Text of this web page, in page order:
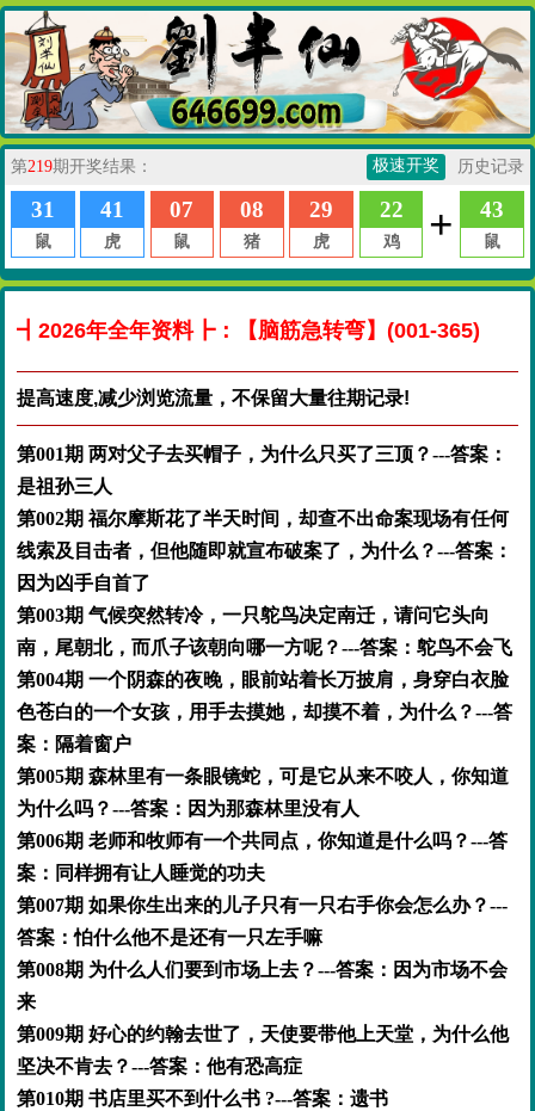
┫2026年全年资料┣：【脑筋急转弯】(001-365)
提高速度,减少浏览流量，不保留大量往期记录!
第001期 两对父子去买帽子，为什么只买了三顶？---答案：
是祖孙三人
第002期 福尔摩斯花了半天时间，却查不出命案现场有任何
线索及目击者，但他随即就宣布破案了，为什么？---答案：
因为凶手自首了
第003期 气候突然转冷，一只鸵鸟决定南迁，请问它头向
南，尾朝北，而爪子该朝向哪一方呢？---答案：鸵鸟不会飞
第004期 一个阴森的夜晚，眼前站着长万披肩，身穿白衣脸
色苍白的一个女孩，用手去摸她，却摸不着，为什么？---答
案：隔着窗户
第005期 森林里有一条眼镜蛇，可是它从来不咬人，你知道
为什么吗？---答案：因为那森林里没有人
第006期 老师和牧师有一个共同点，你知道是什么吗？---答
案：同样拥有让人睡觉的功夫
第007期 如果你生出来的儿子只有一只右手你会怎么办？---
答案：怕什么他不是还有一只左手嘛
第008期 为什么人们要到市场上去？---答案：因为市场不会
来
第009期 好心的约翰去世了，天使要带他上天堂，为什么他
坚决不肯去？---答案：他有恐高症
第010期 书店里买不到什么书 ?---答案：遗书